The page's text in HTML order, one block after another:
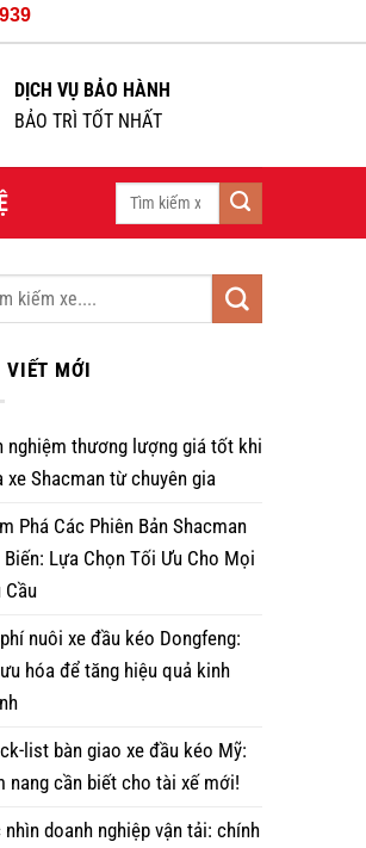
DỊCH VỤ BẢO HÀNH
BẢO TRÌ TỐT NHẤT
Tìm
VIẾT MỚI
nghiệm thương lượng giá tốt khi
xe Shacman từ chuyên gia
Phá Các Phiên Bản Shacman
Biến: Lựa Chọn Tối Ưu Cho Mọi
Cầu
nuôi xe đầu kéo Dongfeng:
hóa để tăng hiệu quả kinh
list bàn giao xe đầu kéo Mỹ:
nang cần biết cho tài xế mới!
nhìn doanh nghiệp vận tải: chính